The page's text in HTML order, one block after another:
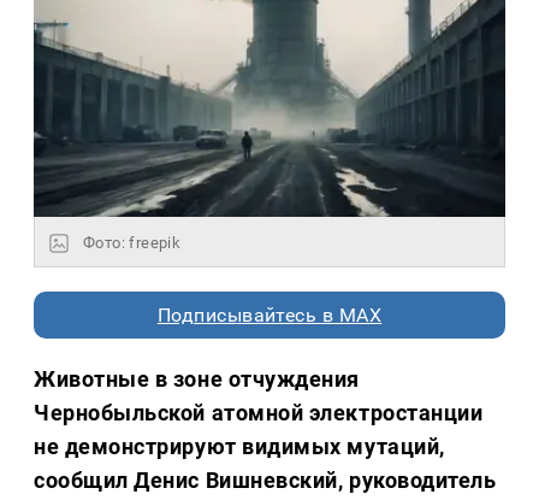
Фото: freepik
Подписывайтесь в MAX
Животные в зоне отчуждения
Чернобыльской атомной электростанции
не демонстрируют видимых мутаций,
сообщил Денис Вишневский, руководитель